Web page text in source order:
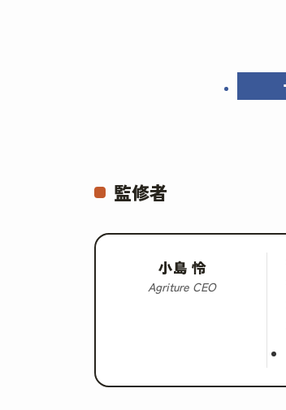
監修者
小島 怜
Agriture CEO